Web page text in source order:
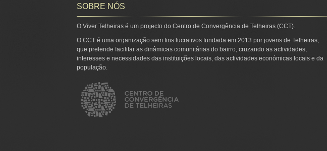
SOBRE NÓS
O Viver Telheiras é um projecto do Centro de Convergência de Telheiras (CCT).
O CCT é uma organização sem fins lucrativos fundada em 2013 por jovens de Telheiras,
que pretende facilitar as dinâmicas comunitárias do bairro, cruzando as actividades,
interesses e necessidades das instituições locais, das actividades económicas locais e da
população.